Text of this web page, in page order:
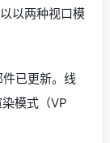
以两种视口模
已更新。线
模式（VP